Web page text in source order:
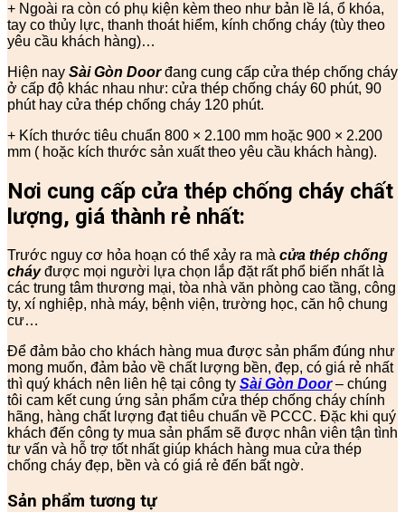
+ Ngoài ra còn có phụ kiện kèm theo như bản lề lá, ổ khóa,
tay co thủy lực, thanh thoát hiểm, kính chống cháy (tùy theo
yêu cầu khách hàng)…
Hiện nay Sài Gòn Doorđang cung cấp cửa thép chống cháy
ở cấp độ khác nhau như: cửa thép chống cháy 60 phút, 90
phút hay cửa thép chống cháy 120 phút.
+ Kích thước tiêu chuẩn 800 × 2.100 mm hoặc 900 × 2.200
mm ( hoặc kích thước sản xuất theo yêu cầu khách hàng).
Nơi cung cấp cửa thép chống cháy chất
lượng, giá thành rẻ nhất:
Trước nguy cơ hỏa hoạn có thể xảy ra mà cửa thép chống
cháy được mọi người lựa chọn lắp đặt rất phổ biến nhất là
các trung tâm thương mại, tòa nhà văn phòng cao tầng, công
ty, xí nghiệp, nhà máy, bệnh viện, trường học, căn hộ chung
cư…
Để đảm bảo cho khách hàng mua được sản phẩm đúng như
mong muốn, đảm bảo về chất lượng bền, đẹp, có giá rẻ nhất
thì quý khách nên liên hệ tại công ty Sài Gòn Door– chúng
tôi cam kết cung ứng sản phẩm cửa thép chống cháy chính
hãng, hàng chất lượng đạt tiêu chuẩn về PCCC. Đặc khi quý
khách đến công ty mua sản phẩm sẽ được nhân viên tận tình
tư vấn và hỗ trợ tốt nhất giúp khách hàng mua cửa thép
chống cháy đẹp, bền và có giá rẻ đến bất ngờ.
Sản phẩm tương tự